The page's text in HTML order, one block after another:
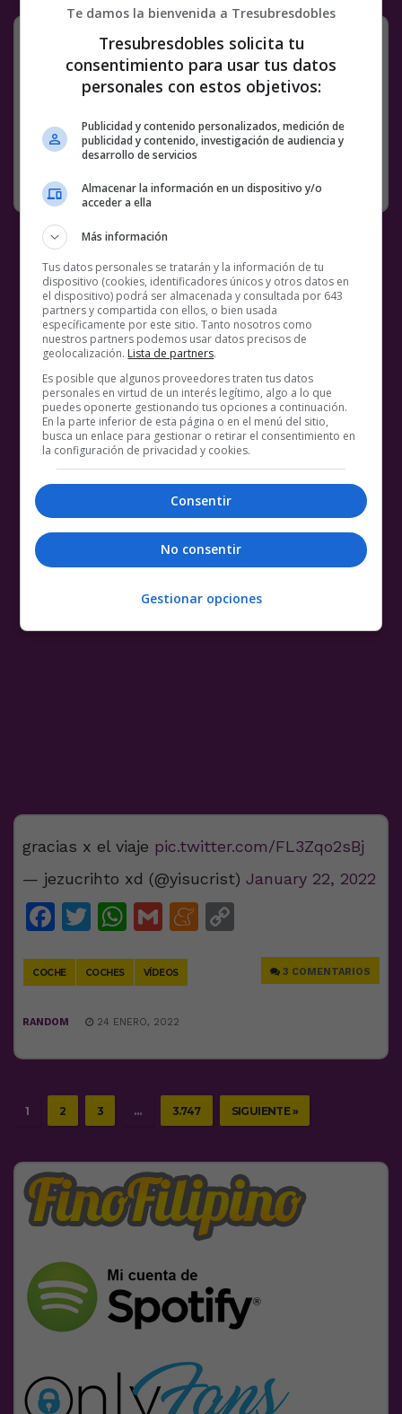
Facebook
Twitter
WhatsApp
Gmail
Meneame
Copy
Link
BEBÉ MEMES 2 COMENTARIOS
gracias x el viaje pic.twitter.com/FL3Zqo2sBj
— jezucrihto xd (@yisucrist) January 22, 2022
Facebook
Twitter
WhatsApp
GmailMeneame
COCHE COCHES VÍDEOS 3 COMENTARIOS
RANDOM 24 ENERO, 2022
1 2 3 … 3.747 SIGUIENTE »
Te damos la bienvenida a Tresubresdobles
Tresubresdobles solicita tu
consentimiento para usar tus datos
personales con estos objetivos:
Publicidad y contenido personalizados, medición de
publicidad y contenido, investigación de audiencia y
desarrollo de servicios
Almacenar la información en un dispositivo y/o
acceder a ella
Más información
Tus datos personales se tratarán y la información de tu
dispositivo (cookies, identificadores únicos y otros datos en
el dispositivo) podrá ser almacenada y consultada por 643
partners y compartida con ellos, o bien usada
específicamente por este sitio. Tanto nosotros como
nuestros partners podemos usar datos precisos de
geolocalización. Lista de partners.
Es posible que algunos proveedores traten tus datos
personales en virtud de un interés legítimo, algo a lo que
puedes oponerte gestionando tus opciones a continuación.
En la parte inferior de esta página o en el menú del sitio,
busca un enlace para gestionar o retirar el consentimiento en
la configuración de privacidad y cookies.
Consentir
No consentir
Gestionar opciones